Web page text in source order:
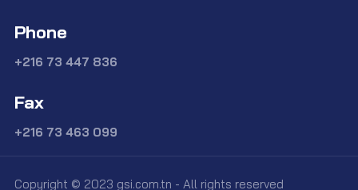
Phone
+216 73 447 836
Fax
+216 73 463 099
Copyright © 2023 gsi.com.tn - All rights reserved